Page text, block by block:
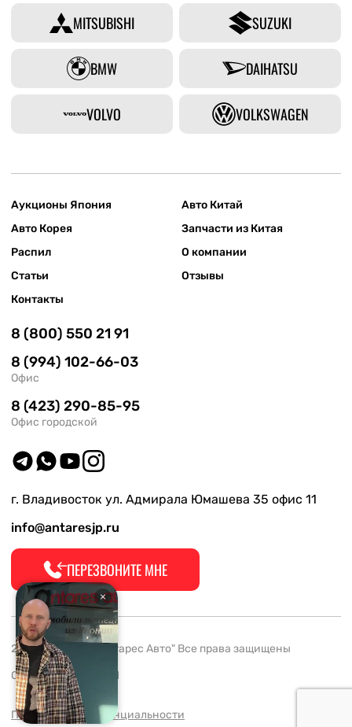
MITSUBISHI SUZUKI
BMW DAIHATSU
VOLVO VOLKSWAGEN
Аукционы Япония
Авто Китай
Авто Корея
Запчасти из Китая
Распил
О компании
Статьи
Отзывы
Контакты
8 (800) 550 21 91
8 (994) 102-66-03
Офис
8 (423) 290-85-95
Офис городской
г. Владивосток ул. Адмирала Юмашева 35 офис 11
info@antaresjp.ru
ПЕРЕЗВОНИТЕ МНЕ
2008-2026 ООО "Антарес Авто" Все права защищены
ОГРН 1132537005061
Политика конфиденциальности